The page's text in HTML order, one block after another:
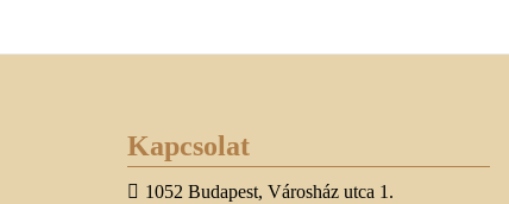
Kapcsolat
1052 Budapest, Városház utca 1.